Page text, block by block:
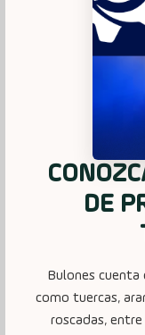
DE
Bulones cuenta
como tuercas,
roscadas,